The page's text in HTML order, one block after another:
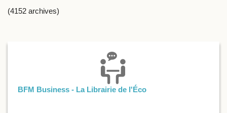
(4152 archives)
BFM Business - La Librairie de l'Éco